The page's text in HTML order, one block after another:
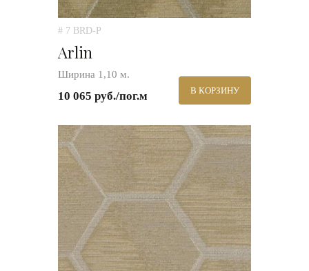
# 7 BRD-P
Arlin
Ширина 1,10 м.
10 065 руб./пог.м В КОРЗИНУ